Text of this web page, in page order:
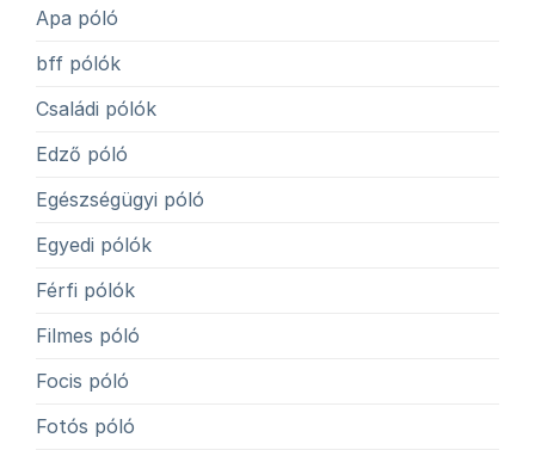
Apa póló
bff pólók
Családi pólók
Edző póló
Egészségügyi póló
Egyedi pólók
Férfi pólók
Filmes póló
Focis póló
Fotós póló